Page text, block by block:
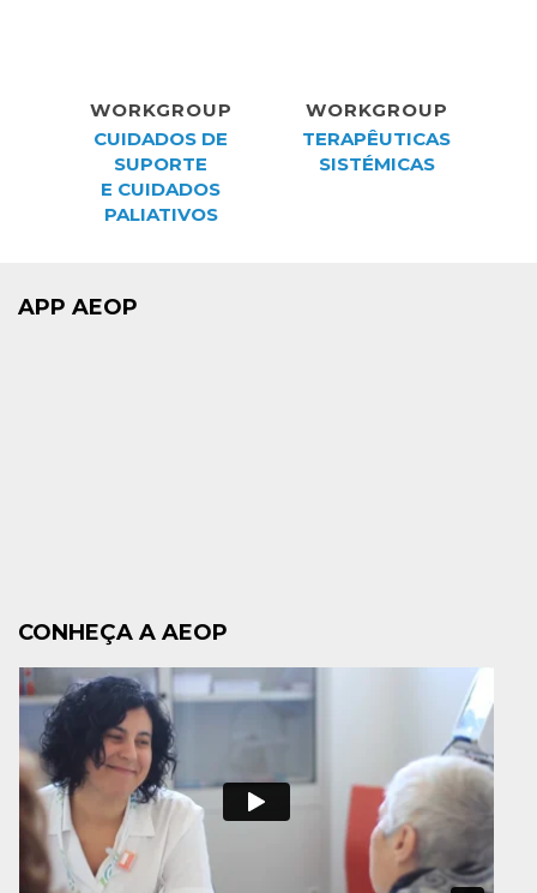
WORKGROUP
CUIDADOS DE
SUPORTE
E CUIDADOS
PALIATIVOS
WORKGROUP
TERAPÊUTICAS
SISTÉMICAS
APP AEOP
CONHEÇA A AEOP